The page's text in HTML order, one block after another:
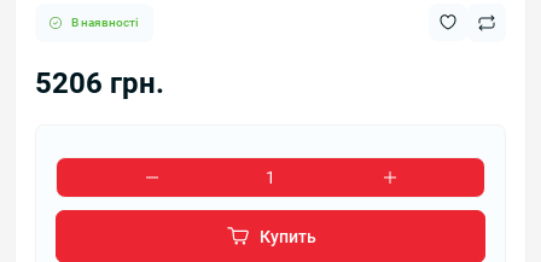
В наявності
5206 грн.
Купить